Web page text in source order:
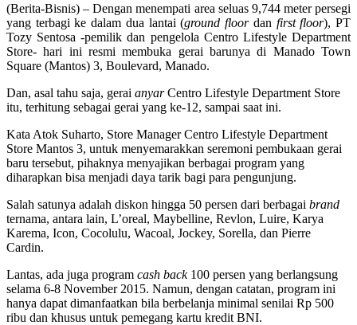
(Berita-Bisnis) – Dengan menempati area seluas 9,744 meter persegi
yang terbagi ke dalam dua lantai (ground floordan first floor), PT
Tozy Sentosa -pemilik dan pengelola Centro Lifestyle Department
Store- hari ini resmi membuka gerai barunya di Manado Town
Square (Mantos) 3, Boulevard, Manado.
Dan, asal tahu saja, gerai anyarCentro Lifestyle Department Store
itu, terhitung sebagai gerai yang ke-12, sampai saat ini.
Kata Atok Suharto, Store Manager Centro Lifestyle Department
Store Mantos 3, untuk menyemarakkan seremoni pembukaan gerai
baru tersebut, pihaknya menyajikan berbagai program yang
diharapkan bisa menjadi daya tarik bagi para pengunjung.
Salah satunya adalah diskon hingga 50 persen dari berbagai brand
ternama, antara lain, L’oreal, Maybelline, Revlon, Luire, Karya
Karema, Icon, Cocolulu, Wacoal, Jockey, Sorella, dan Pierre
Cardin.
Lantas, ada juga program cash back100 persen yang berlangsung
selama 6-8 November 2015. Namun, dengan catatan, program ini
hanya dapat dimanfaatkan bila berbelanja minimal senilai Rp 500
ribu dan khusus untuk pemegang kartu kredit BNI.